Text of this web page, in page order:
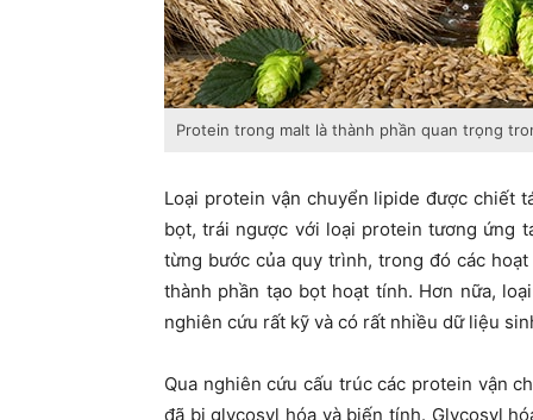
Protein trong malt là thành phần quan trọng
Loại protein vận chuyển lipide được chiết
bọt, trái ngược với loại protein tương ứng
từng bước của quy trình, trong đó các
thành phần tạo bọt hoạt tính. Hơn nữa,
nghiên cứu rất kỹ và có rất nhiều dữ liệu
Qua nghiên cứu cấu trúc các protein vận
đã bị glycosyl hóa và biến tính. Glycosyl